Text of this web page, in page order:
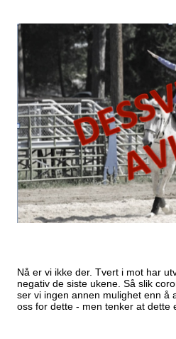
Nå er vi ikke der. Tvert i mot har
negativ de siste ukene. Så slik
ser vi ingen annen mulighet enn å
oss for dette - men tenker at